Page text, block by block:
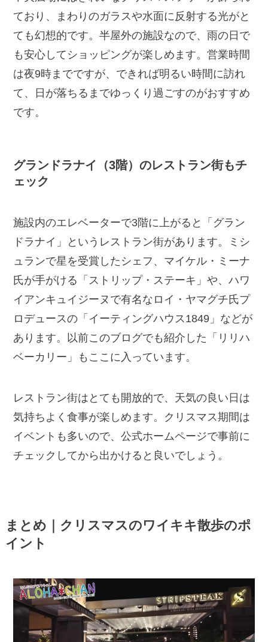
ており、まわりのガラスや水面に反射する光がと
ても幻想的です。半屋外の施設なので、雨の日で
も安心してショッピングが楽しめます。営業時間
は夜9時までですが、できれば明るい時間に訪れ
て、日が落ちるまでゆっくり過ごすのがおすすめ
です。
グランドラナイ（3階）のレストラン街もチ
ェック
施設内のエレベーターで3階に上がると「グラン
ドラナイ」というレストラン街があります。ミシ
ュランで星を受賞したシェフ、マイケル・ミーナ
氏が手がける「ストリップ・ステーキ」や、ハワ
イアンキュイジーヌで有名なロイ・ヤマグチ氏プ
ロデュースの「イーティングハウス1849」などが
あります。以前このブログでも紹介した「リリハ
ベーカリー」もここに入っています。
レストラン街はとても開放的で、天気の良い日は
気持ちよく食事が楽しめます。クリスマス期間は
イベントも多いので、公式ホームページで事前に
チェックしてから出かけると良いでしょう。
まとめ｜クリスマスのワイキキ散歩のポ
イント